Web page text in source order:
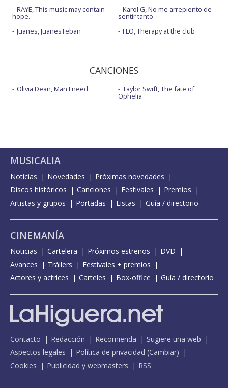
RAYE, This music may contain
hope.
Juanes, JuanesTeban
Karol G, No me arrepiento de
sentir tanto
FLO, Therapy at the club
CANCIONES
Olivia Dean, Man I need Taylor Swift, The fate of
Ophelia
MUSICALIA
Noticias Novedades
Próximas novedades
Discos históricos
Canciones Festivales
Premios
Artistas y grupos
Portadas Listas Guía / directorio
CINEMANÍA
Noticias Cartelera Próximos estrenos
DVD
Avances
Tráilers
Festivales + premios
Actores y actrices
Carteles Box-office Guía / directorio
Contacto Redacción Recomienda
Sugiere una web
Aspectos legales
Política de privacidad (Cambiar)
Cookies
Publicidad y webmasters RSS